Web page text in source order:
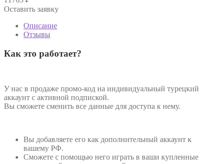
Оставить заявку
Описание
Отзывы
Как это работает?
У нас в продаже промо-код на индивидуальный турецкий
аккаунт с активной подпиской.
Вы сможете сменить все данные для доступа к нему.
Вы добавляете его как дополнительный аккаунт к
вашему РФ.
Сможете с помощью него играть в ваши купленные